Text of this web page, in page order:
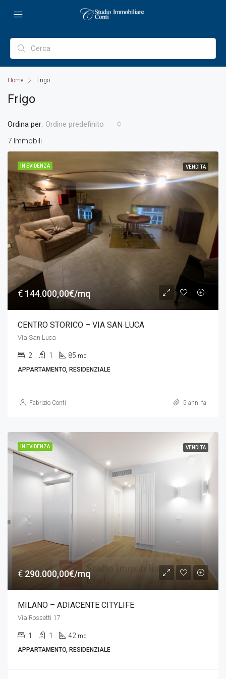
Home Frigo
Frigo
7 Immobili
Ordina per: Ordine predefinito
IN EVIDENZA VENDITA
€ 144.000,00€/mq
CENTRO STORICO – VIA SAN LUCA
Via San Luca
2 1 85 mq
APPARTAMENTO, RESIDENZIALE
Fabrizio Conti 5 anni fa
IN EVIDENZA VENDITA
€ 290.000,00€/mq
MILANO – ADIACENTE CITYLIFE
Via Rossetti 17
1 1 42 mq
APPARTAMENTO, RESIDENZIALE